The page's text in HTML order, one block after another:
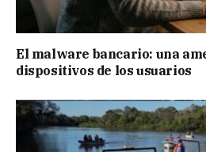
El malware bancario: una
dispositivos de los usuarios